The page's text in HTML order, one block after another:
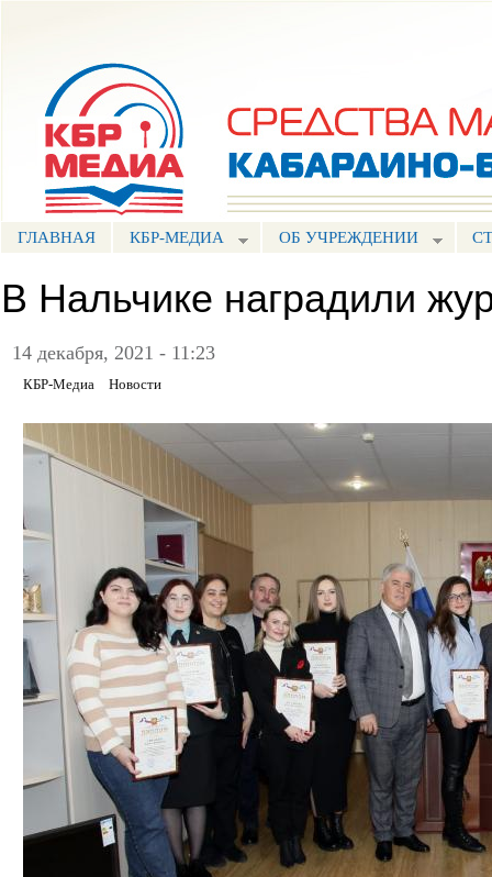
ГЛАВНАЯ КБР-МЕДИА ОБ УЧРЕЖДЕНИИ
В Нальчике наградили
14 декабря, 2021 - 11:23
КБР-Медиа Новости